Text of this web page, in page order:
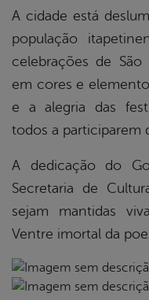
A cidade está
população
celebrações de
em cores e
e a alegria das
todos a participarem
A dedicação do
Secretaria de
sejam mantidas
Ventre imortal da